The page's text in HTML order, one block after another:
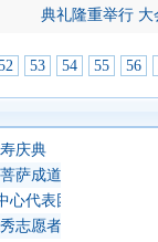
典礼隆重举行 大
53 54 55 56
庆典
萨成道吉日延僧诵经
代表团 蔡义批会长
志愿者教师